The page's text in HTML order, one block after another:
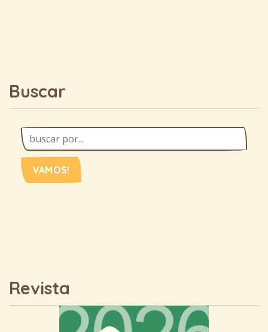
Buscar
VAMOS!
Revista